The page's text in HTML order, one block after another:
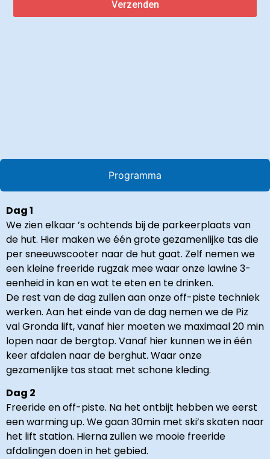
Verzenden
Programma
Dag 1
We zien elkaar ’s ochtends bij de parkeerplaats van
de hut. Hier maken we één grote gezamenlijke tas die
per sneeuwscooter naar de hut gaat. Zelf nemen we
een kleine freeride rugzak mee waar onze lawine 3-
eenheid in kan en wat te eten en te drinken.
De rest van de dag zullen aan onze off-piste techniek
werken. Aan het einde van de dag nemen we de Piz
val Gronda lift, vanaf hier moeten we maximaal 20 min
lopen naar de bergtop. Vanaf hier kunnen we in één
keer afdalen naar de berghut. Waar onze
gezamenlijke tas staat met schone kleding.
Dag 2
Freeride en off-piste. Na het ontbijt hebben we eerst
een warming up. We gaan 30min met ski’s skaten naar
het lift station. Hierna zullen we mooie freeride
afdalingen doen in het gebied.